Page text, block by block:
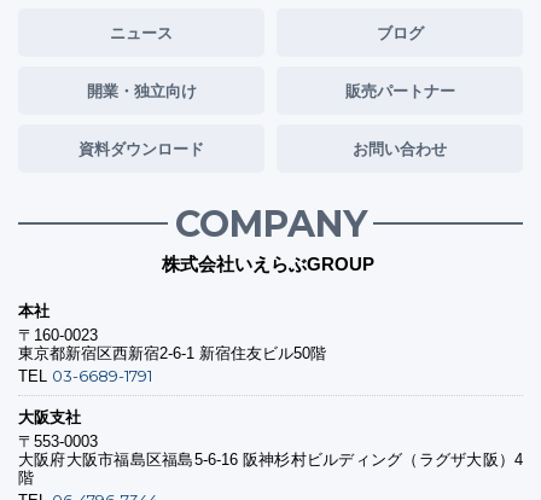
ニュース ブログ
開業・独立向け 販売パートナー
資料ダウンロード お問い合わせ
COMPANY
株式会社いえらぶGROUP
本社
〒160-0023
東京都新宿区西新宿2-6-1 新宿住友ビル50階
TEL 03-6689-1791
大阪支社
〒553-0003
大阪府大阪市福島区福島5-6-16 阪神杉村ビルディング（ラグザ大阪）4
階